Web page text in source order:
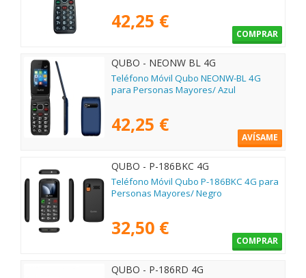
42,25 €
COMPRAR
QUBO - NEONW BL 4G
Teléfono Móvil Qubo NEONW-BL 4G
para Personas Mayores/ Azul
42,25 €
AVÍSAME
QUBO - P-186BKC 4G
Teléfono Móvil Qubo P-186BKC 4G para
Personas Mayores/ Negro
32,50 €
COMPRAR
QUBO - P-186RD 4G